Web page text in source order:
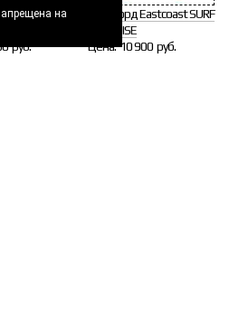
руб.
Лонгборд Eastcoast SURF
PARADISE
Цена:10 900 руб.
на